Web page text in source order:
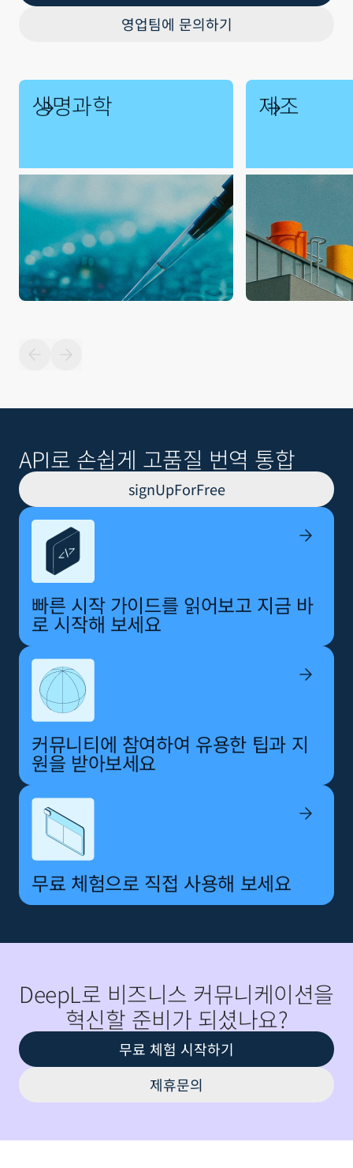
영업팀에 문의하기
생명과학 제조
API로 손쉽게 고품질 번역 통합
signUpForFree
빠른 시작 가이드를 읽어보고 지금 바
로 시작해 보세요
커뮤니티에 참여하여 유용한 팁과 지
원을 받아보세요
무료 체험으로 직접 사용해 보세요
DeepL로 비즈니스 커뮤니케이션을
혁신할 준비가 되셨나요?
무료 체험 시작하기
제휴문의